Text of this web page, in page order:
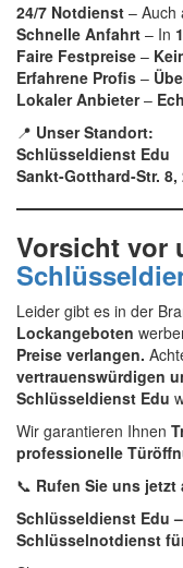
24/7 Notdienst – Auch
Schnelle Anfahrt – In
Faire Festpreise –
Erfahrene Profis –
Lokaler Anbieter–
📍 Unser Standort:
Schlüsseldienst Edu
Sankt-Gotthard-Str. 8,
Vorsicht vor
Leider gibt es in der
Lockangeboten
Preise verlangen.
vertrauenswürdigen
Schlüsseldienst Edu
Wir garantieren Ihnen
professionelle
📞 Rufen Sie uns jetzt
Schlüsseldienst Edu
Schlüsselnotdienst